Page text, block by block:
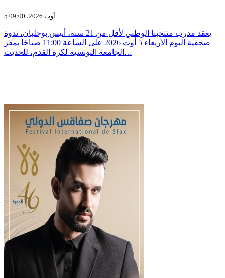
5 أوت 2026، 09:00
يعقد مدرب منتخبنا الوطني لأقل من 21 سنة، أنيس بوجلبان، ندوة
صحفية اليوم الأربعاء 5 أوت 2026 على الساعة 11:00 صباحًا بمقر
الجامعة التونسية لكرة القدم، للحديث…